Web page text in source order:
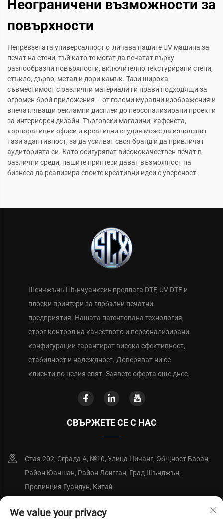
Неограничени възможности за
повърхности
Непревзетата универсалност отличава нашите UV машина за
печат на стени, тъй като те могат да печатат върху
разнообразни повърхности, включително текстурирани стени,
стъкло, дърво, метал и дори камък. Тази широка
съвместимост с различни материали ги прави подходящи за
огромен брой приложения – от големи мурални изображения и
впечатляващи рекламни дисплеи до персонализирани проекти
за интериорен дизайн. Търговски магазини, кафенета,
корпоративни офиси и креативни студия може да използват
тази адаптивност, за да усилват своя бранд и да привличат
аудиторията си. Като осигуряват висококачествен печат в
различни среди, нашите принтери дават възможност на
бизнеса да реализира своите креативни идеи с увереност.
Шенчжънь Шънчуанксин предлага DTF, UV DTF и
плоски принтери за глобални печатни
предприятия. Нашата патентована технология,
строг контрол на качеството и персонализирани
конфигурации гарантират висока ефективност,
стабилност и надеждност. Доверяват ни се
клиенти по целия свят. Заявете оферта още днес.
СВЪРЖЕТЕ СЕ С НАС
Стая 202, Сграда А, №10, Улица Цичанг, Общност Баоан,
Район Юаншан, Район Лонгган, Град Шънджън,
Провинция Гуандун, Китай
+86-18214652676
We value your privacy